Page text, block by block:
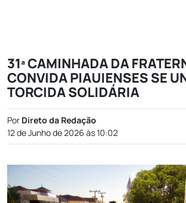
31ª CAMINHADA DA
CONVIDA PIAUIENSES SE
TORCIDA SOLIDÁRIA
Por Direto da Redação
12 de Junho de 2026 às 10:02